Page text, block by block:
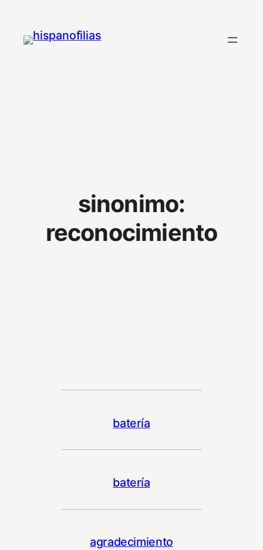
contenido
sinonimo:
reconocimiento
batería
batería
agradecimiento